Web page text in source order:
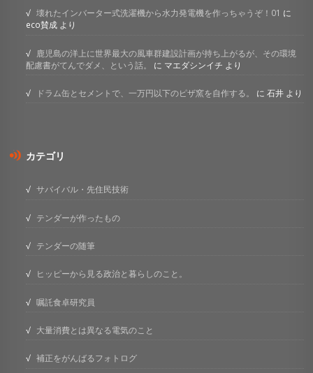
壊れたインバーター式洗濯機から水力発電機を作っちゃうぞ！01 に
eco賛成 より
鹿児島の洋上に世界最大の風車群建設計画が持ち上がるが、その環境
配慮書がてんでダメ、という話。
に マエダシンイチ より
ドラム缶とセメントで、一万円以下のピザ窯を自作する。 に石井 より
カテゴリ
サバイバル・先住民技術
テンダーが作ったもの
テンダーの随筆
ヒッピーから見る政治と暮らしのこと。
嘱託食卓研究員
大量消費とは異なる電気のこと
補正をがんばるフォトログ